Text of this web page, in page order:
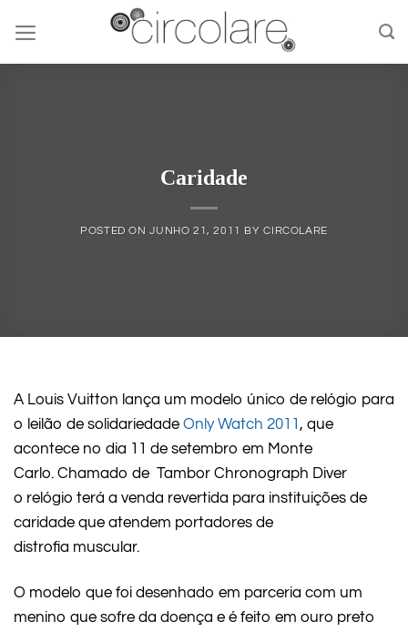
content
Caridade
POSTED ONJUNHO 21, 2011 BYCIRCOLARE
A Louis Vuitton lança um modelo único de relógio para
o leilão de solidariedade Only Watch 2011 , que
acontece no dia 11 de setembro em Monte
Carlo. Chamado de Tambor Chronograph Diver
o relógio terá a venda revertida para instituições de
caridade que atendem portadores de
distrofia muscular.
O modelo que foi desenhado em parceria com um
menino que sofre da doença e é feito em ouro preto